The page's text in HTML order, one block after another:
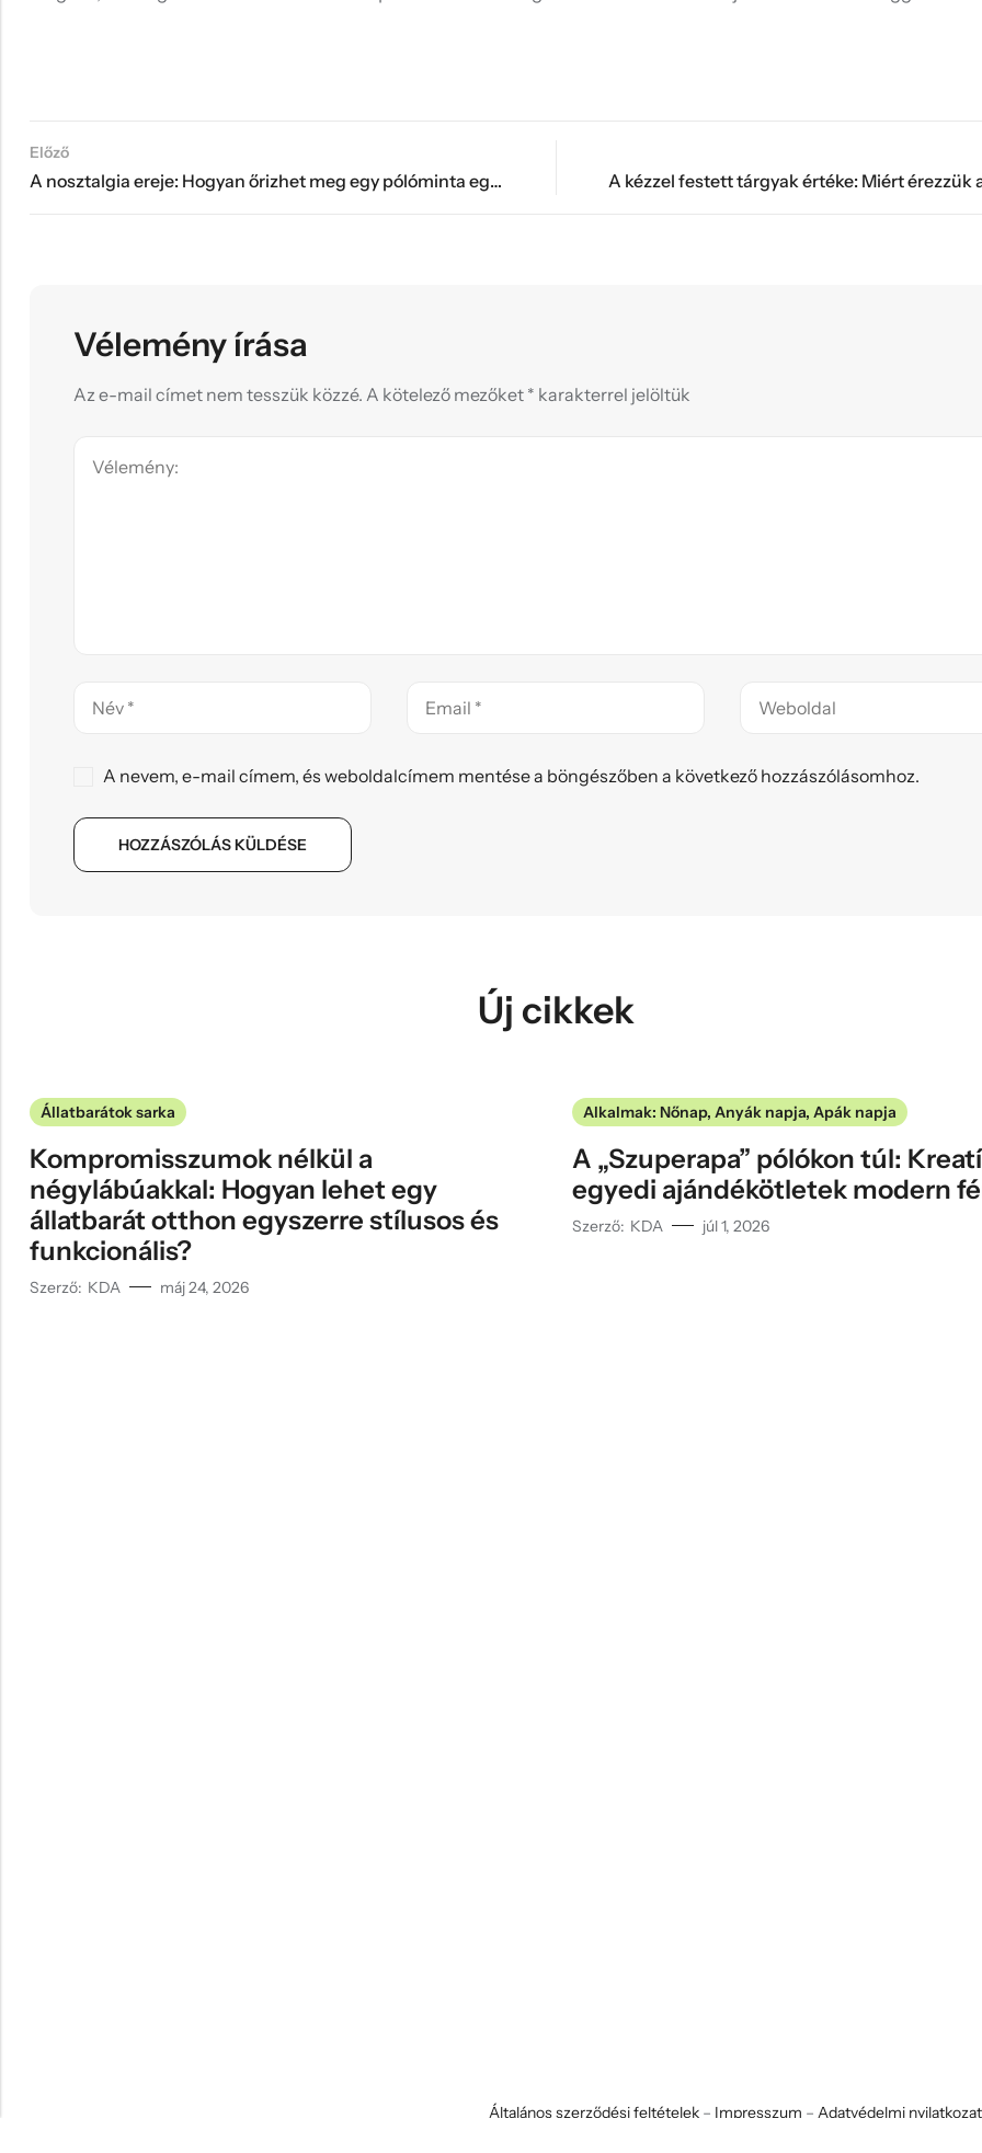
Előző
A nosztalgia ereje: Hogyan őrizhet meg egy pólóminta egy egész gyerekkort?
Vélemény írása
Az e-mail címet nem tesszük közzé. A kötelező mezőket * karakterrel jelöltük
A nevem, e-mail címem, és weboldalcímem mentése a böngészőben a következő hozzászólásomhoz.
Új cikkek
Állatbarátok sarka
Kompromisszumok nélkül a
négylábúakkal: Hogyan lehet egy
állatbarát otthon egyszerre stílusos és
funkcionális?
Szerző: KDA máj 24, 2026
Alkalmak: Nőnap, Anyák napja, Apák napja
A „Szuperapa” pólókon túl:
egyedi ajándékötletek modern
Szerző: KDA júl 1, 2026
Általános szerződési feltételek– Impresszum – Adatvédelmi nyilatkozat